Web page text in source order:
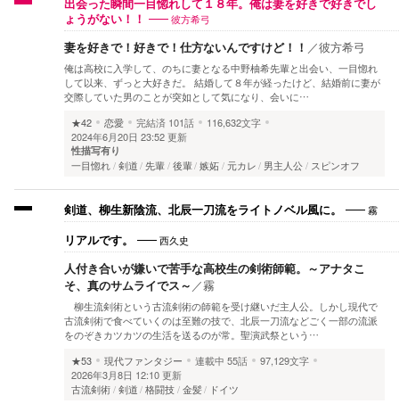
出会った瞬間一目惚れして１８年。俺は妻を好きで好きでし
ょうがない！！
彼方希弓
妻を好きで！好きで！仕方ないんですけど！！ ／彼方希弓
俺は高校に入学して、のちに妻となる中野柚希先輩と出会い、一目惚れ
して以来、ずっと大好きだ。 結婚して８年が経ったけど、結婚前に妻が
交際していた男のことが突如として気になり、会いに…
★42
恋愛 完結済 101話
116,632文字
2024年6月20日 23:52 更新
性描写有り
一目惚れ 剣道 先輩 後輩 嫉妬 元カレ 男主人公 スピンオフ
剣道、柳生新陰流、北辰一刀流をライトノベル風に。 霧
リアルです。 西久史
人付き合いが嫌いで苦手な高校生の剣術師範。～アナタこ
そ、真のサムライでス～ ／霧
柳生流剣術という古流剣術の師範を受け継いだ主人公。しかし現代で
古流剣術で食べていくのは至難の技で、北辰一刀流などごく一部の流派
をのぞきカツカツの生活を送るのが常。聖演武祭という…
★53
現代ファンタジー 連載中 55話
97,129文字
2026年3月8日 12:10 更新
古流剣術 剣道 格闘技 金髪 ドイツ